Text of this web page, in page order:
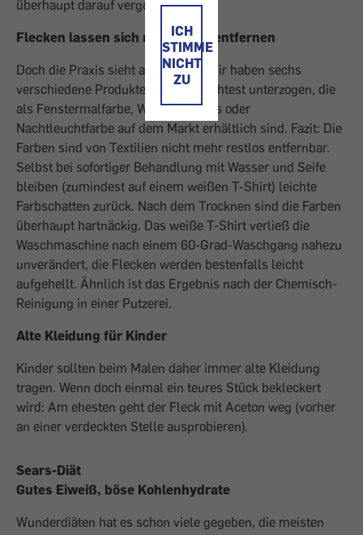
ICH
STIMME
NICHT
ZU
überhaupt darauf vergessen wird.
Flecken lassen sich nicht mehr entfernen
Doch die Praxis sieht anders aus: Wir haben sechs
verschiedene Produkte einem Waschtest unterzogen, die
als Fenstermalfarbe, Window Colors oder
Nachtleuchtfarbe auf dem Markt erhältlich sind. Fazit: Die
Farben sind von Textilien nicht mehr restlos entfernbar.
Selbst bei sofortiger Behandlung mit Wasser und Seife
bleiben (zumindest auf einem weißen T-Shirt) leichte
Farbschatten zurück. Nach dem Trocknen sind die Farben
überhaupt hartnäckig. Das weiße T-Shirt verließ die
Waschmaschine nach einem 60-Grad-Waschgang nahezu
unverändert, die Flecken werden bestenfalls leicht
aufgehellt. Ähnlich ist das Ergebnis nach der Chemisch-
Reinigung in einer Putzerei.
Alte Kleidung für Kinder
Kinder sollten beim Malen daher immer alte Kleidung
tragen. Wenn doch einmal ein teures Stück bekleckert
wird: Am ehesten geht der Fleck mit Aceton weg (vorher
an einer verdeckten Stelle ausprobieren).
Sears-Diät
Gutes Eiweiß, böse Kohlenhydrate
Wunderdiäten hat es schon viele gegeben, die meisten